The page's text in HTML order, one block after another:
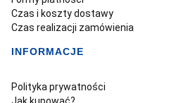
Czas i koszty dostawy
Czas realizacji zamówienia
INFORMACJE
Polityka prywatności